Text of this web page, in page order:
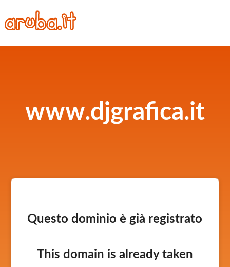
www.djgrafica.it
Questo dominio è già registrato
This domain is already taken